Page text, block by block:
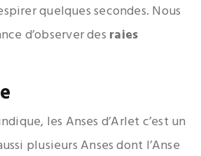
quelques secondes. Nous
d’observer des raies
les Anses d’Arlet c’est un
plusieurs Anses dont l’Anse